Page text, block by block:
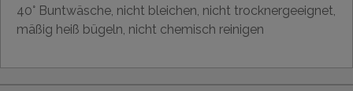
40° Buntwäsche, nicht bleichen, nicht trocknergeeignet,
mäßig heiß bügeln, nicht chemisch reinigen